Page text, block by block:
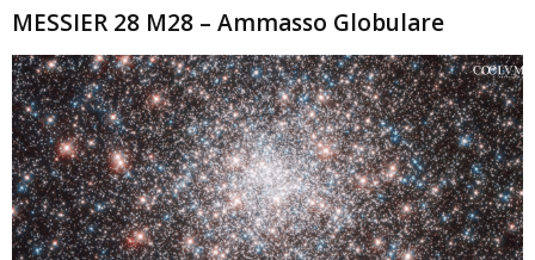
MESSIER 28 M28 – Ammasso Globulare